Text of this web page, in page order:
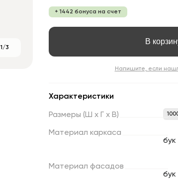
1/3
+ 1442 бонуса на счет
В
Напишите, если
Характеристики
Размеры (Ш х Г х В)
Материал каркаса
Материал фасадов